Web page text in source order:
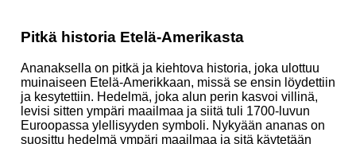
Pitkä historia Etelä-Amerikasta
Ananaksella on pitkä ja kiehtova historia, joka ulottuu
muinaiseen Etelä-Amerikkaan, missä se ensin löydettiin
ja kesytettiin. Hedelmä, joka alun perin kasvoi villinä,
levisi sitten ympäri maailmaa ja siitä tuli 1700-luvun
Euroopassa ylellisyyden symboli. Nykyään ananas on
suosittu hedelmä ympäri maailmaa ja sitä käytetään